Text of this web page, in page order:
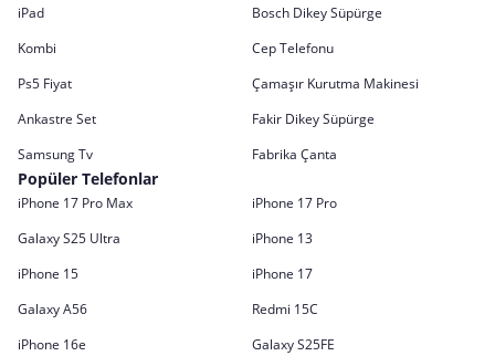
iPad
Bosch Dikey Süpürge
Kombi
Cep Telefonu
Ps5 Fiyat
Çamaşır Kurutma Makinesi
Ankastre Set
Fakir Dikey Süpürge
Samsung Tv
Fabrika Çanta
Popüler Telefonlar
iPhone 17 Pro Max
iPhone 17 Pro
Galaxy S25 Ultra
iPhone 13
iPhone 15
iPhone 17
Galaxy A56
Redmi 15C
iPhone 16e
Galaxy S25FE